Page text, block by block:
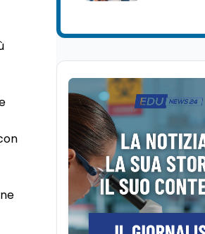
l’intesa
Il Ministro
Zangrillo in
"12 miliardi
e la sicurezza
scuole con
Scuola5 ago
Il Ministro
incontrato
palestinesi
Gaza che